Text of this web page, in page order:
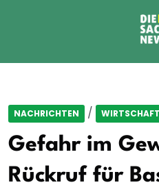
NACHRICHTEN / WIRTSCHAFT
Gefahr im
Rückruf für